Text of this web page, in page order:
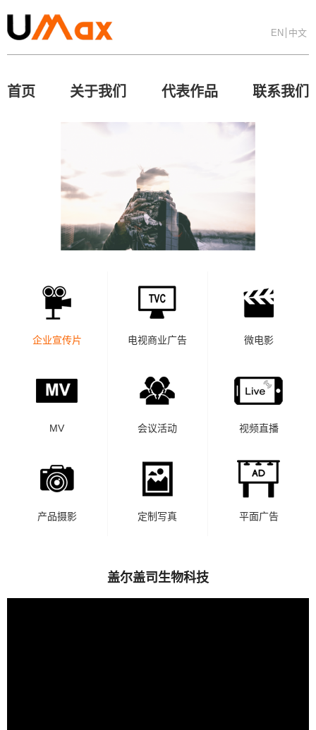
EN 中文
首页 关于我们 代表作品 联系我们
企业宣传片 电视商业广告 微电影
MV 会议活动 视频直播
产品摄影 定制写真 平面广告
盖尔盖司生物科技